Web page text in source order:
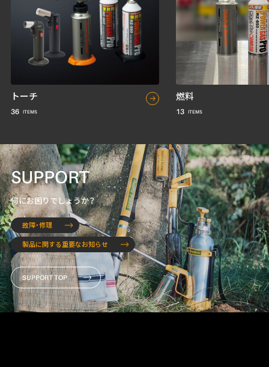
トーチ
36
燃料
13
SUPPORT
何にお困りでしょうか？
故障・修理
製品に関する重要なお知らせ
SUPPORT TOP